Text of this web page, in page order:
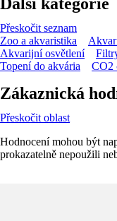
Přeskočit seznam
Zoo a akvaristika
Akvarijní osvětlení
Topení do akvária
CO2
Zákaznická
Přeskočit oblast
Hodnocení mohou být
prokazatelně nepoužili